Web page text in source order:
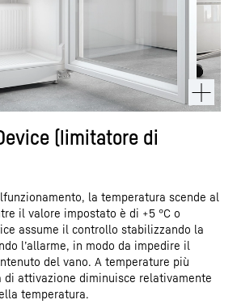
(limitatore di
la temperatura scende al
il valore impostato è di +5 °C o
assume il controllo stabilizzando la
l’allarme, in modo da impedire il
del vano. A temperature più
di attivazione diminuisce relativamente
temperatura.